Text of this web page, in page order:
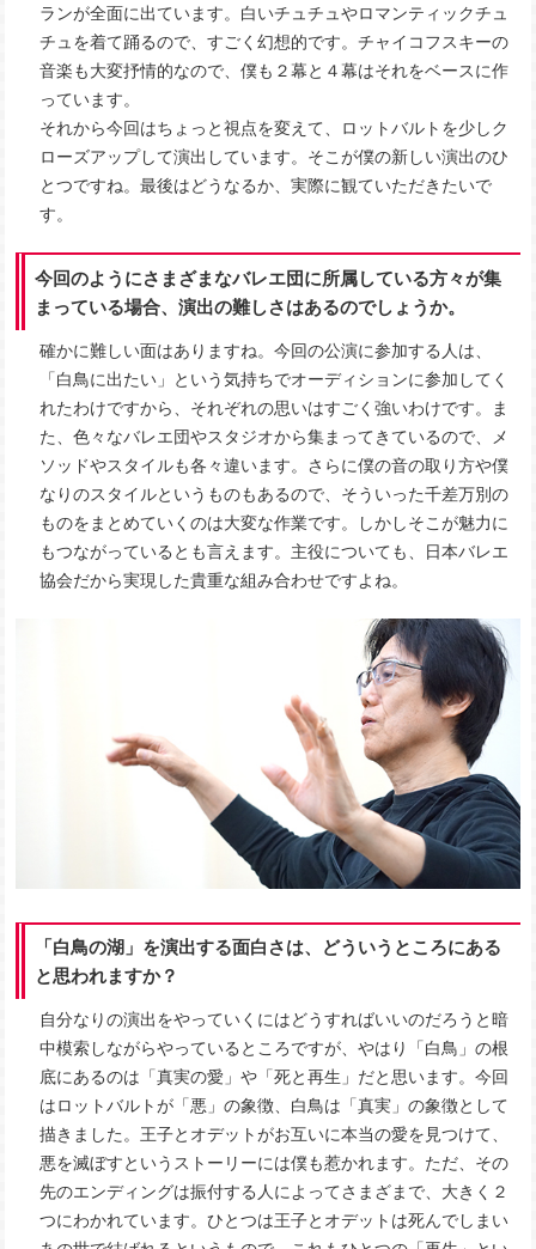
ランが全面に出ています。白いチュチュやロマンティックチュ
チュを着て踊るので、すごく幻想的です。チャイコフスキーの
音楽も大変抒情的なので、僕も２幕と４幕はそれをベースに作
っています。
それから今回はちょっと視点を変えて、ロットバルトを少しク
ローズアップして演出しています。そこが僕の新しい演出のひ
とつですね。最後はどうなるか、実際に観ていただきたいで
す。
今回のようにさまざまなバレエ団に所属している方々が集
まっている場合、演出の難しさはあるのでしょうか。
確かに難しい面はありますね。今回の公演に参加する人は、
「白鳥に出たい」という気持ちでオーディションに参加してく
れたわけですから、それぞれの思いはすごく強いわけです。ま
た、色々なバレエ団やスタジオから集まってきているので、メ
ソッドやスタイルも各々違います。さらに僕の音の取り方や僕
なりのスタイルというものもあるので、そういった千差万別の
ものをまとめていくのは大変な作業です。しかしそこが魅力に
もつながっているとも言えます。主役についても、日本バレエ
協会だから実現した貴重な組み合わせですよね。
「白鳥の湖」を演出する面白さは、どういうところにある
と思われますか？
自分なりの演出をやっていくにはどうすればいいのだろうと暗
中模索しながらやっているところですが、やはり「白鳥」の根
底にあるのは「真実の愛」や「死と再生」だと思います。今回
はロットバルトが「悪」の象徴、白鳥は「真実」の象徴として
描きました。王子とオデットがお互いに本当の愛を見つけて、
悪を滅ぼすというストーリーには僕も惹かれます。ただ、その
先のエンディングは振付する人によってさまざまで、大きく２
つにわかれています。ひとつは王子とオデットは死んでしまい